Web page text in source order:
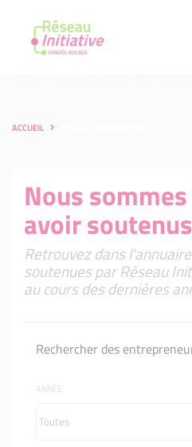
ACCUEIL
Nous
avoir soutenus
Retrouvez dans
soutenues par Réseau
au cours des dernières
Rechercher des
ANNÉE